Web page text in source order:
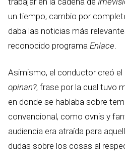
un tiempo, cambio por
daba las noticias más
reconocido programa Enlace
Asimismo, el conductor creó el
opinan?, frase por la cual tuvo
en donde se hablaba sobre
convencional, como ovnis y
audiencia era atraída para
dudas sobre los cosas al